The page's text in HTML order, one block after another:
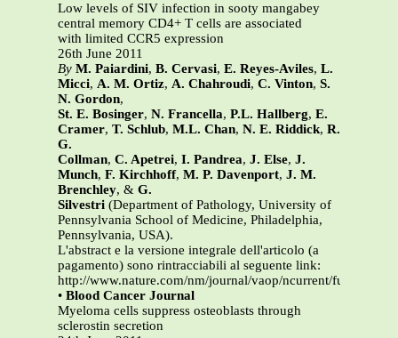
Low levels of SIV infection in sooty mangabey
central memory CD4+ T cells are associated
with limited CCR5 expression
26th June 2011
By M. Paiardini, B. Cervasi, E. Reyes-Aviles, L.
Micci, A. M. Ortiz, A. Chahroudi, C. Vinton, S.
N. Gordon,
St. E. Bosinger, N. Francella, P.L. Hallberg, E.
Cramer, T. Schlub, M.L. Chan, N. E. Riddick, R.
G.
Collman, C. Apetrei, I. Pandrea, J. Else, J.
Munch, F. Kirchhoff, M. P. Davenport, J. M.
Brenchley, & G.
Silvestri (Department of Pathology, University of
Pennsylvania School of Medicine, Philadelphia,
Pennsylvania, USA).
L'abstract e la versione integrale dell'articolo (a
pagamento) sono rintracciabili al seguente link:
http://www.nature.com/nm/journal/vaop/ncurrent/full/
• Blood Cancer Journal
Myeloma cells suppress osteoblasts through
sclerostin secretion